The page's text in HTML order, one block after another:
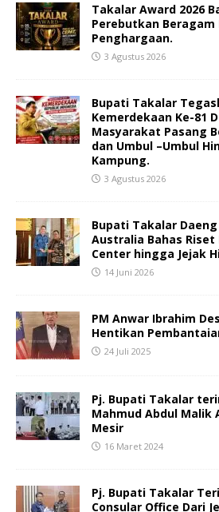
Takalar Award 2026
Perebutkan
Penghargaan.
3 Agustus 2026
Bupati Takalar
Kemerdekaan Ke-81
Masyarakat Pasang
dan Umbul –Umbul
Kampung.
3 Agustus 2026
Bupati Takalar
Australia Bahas
Center hingga Jejak
14 Juni 2026
PM Anwar Ibrahim
Hentikan
24 Juli 2025
Pj. Bupati Takalar
Mahmud Abdul Malik
Mesir
16 Maret 2024
Pj. Bupati Takalar
Consular Office Dari